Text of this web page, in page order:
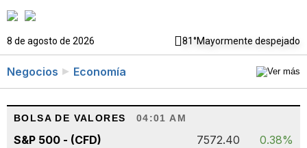
8 de agosto de 2026 81°Mayormente despejado
Negocios Economía
BOLSA DE VALORES 04:01 AM
S&P 500 - (CFD) 7572.40
0.38%